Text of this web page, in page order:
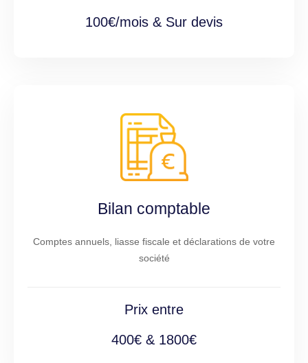
100€/mois & Sur devis
Bilan comptable
Comptes annuels, liasse fiscale et déclarations de votre
société
Prix entre
400€ & 1800€